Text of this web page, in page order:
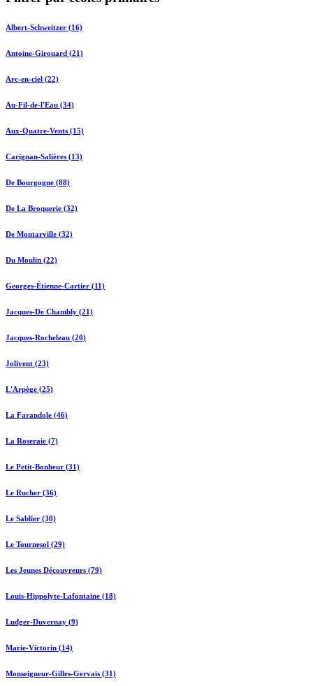
Albert-Schweitzer (16)
Antoine-Girouard (21)
Arc-en-ciel (22)
Au-Fil-de-l'Eau (34)
Aux-Quatre-Vents (15)
Carignan-Salières (13)
De Bourgogne (88)
De La Broquerie (32)
De Montarville (32)
Du Moulin (22)
Georges-Étienne-Cartier (11)
Jacques-De Chambly (21)
Jacques-Rocheleau (20)
Jolivent (23)
L'Arpège (25)
La Farandole (46)
La Roseraie (7)
Le Petit-Bonheur (31)
Le Rucher (36)
Le Sablier (30)
Le Tournesol (29)
Les Jeunes Découvreurs (79)
Louis-Hippolyte-Lafontaine (18)
Ludger-Duvernay (9)
Marie-Victorin (14)
Monseigneur-Gilles-Gervais (31)